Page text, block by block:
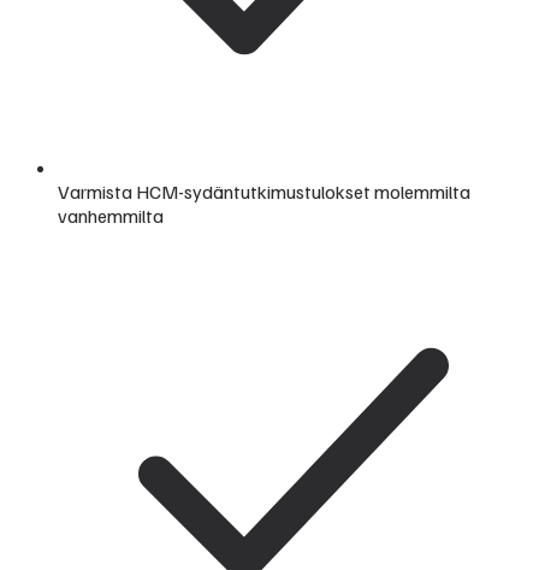
Varmista HCM-sydäntutkimustulokset molemmilta
vanhemmilta